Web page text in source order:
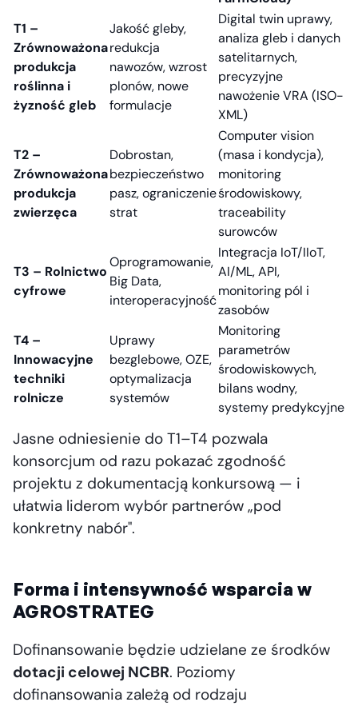
T1 –
Zrównoważona
produkcja
roślinna i
żyzność gleb
Jakość gleby,
redukcja
nawozów, wzrost
plonów, nowe
formulacje
Digital twin uprawy,
analiza gleb i danych
satelitarnych,
precyzyjne
nawożenie VRA (ISO-
XML)
T2 –
Zrównoważona
produkcja
zwierzęca
Dobrostan,
bezpieczeństwo
pasz, ograniczenie
strat
Computer vision
(masa i kondycja),
monitoring
środowiskowy,
traceability
surowców
T3 – Rolnictwo
cyfrowe
Oprogramowanie,
Big Data,
interoperacyjność
Integracja IoT/IIoT,
AI/ML, API,
monitoring pól i
zasobów
T4 –
Innowacyjne
techniki
rolnicze
Uprawy
bezglebowe, OZE,
optymalizacja
systemów
Monitoring
parametrów
środowiskowych,
bilans wodny,
systemy predykcyjne
Jasne odniesienie do T1–T4 pozwala
konsorcjum od razu pokazać zgodność
projektu z dokumentacją konkursową — i
ułatwia liderom wybór partnerów „pod
konkretny nabór".
Forma i intensywność wsparcia w
AGROSTRATEG
Dofinansowanie będzie udzielane ze środków
dotacji celowej NCBR. Poziomy
dofinansowania zależą od rodzaju